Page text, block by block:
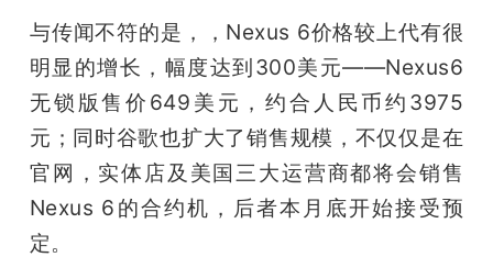
与传闻不符的是，，Nexus 6价格较上代有很
明显的增长，幅度达到300美元——Nexus6
无锁版售价649美元，约合人民币约3975
元；同时谷歌也扩大了销售规模，不仅仅是在
官网，实体店及美国三大运营商都将会销售
Nexus 6的合约机，后者本月底开始接受预
定。